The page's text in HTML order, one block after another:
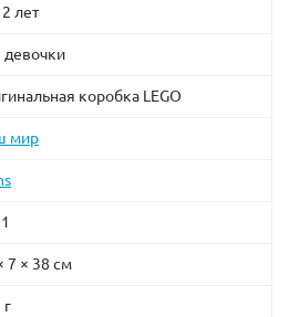
лет
девочки
коробка LEGO
мир
7 × 38 см
г